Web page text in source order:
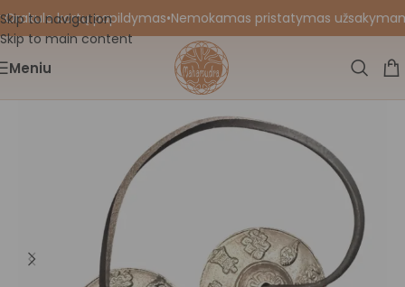
Skip to navigation
Skip to main content
kortų papildymas•Nemokamas pristatymas
Meniu